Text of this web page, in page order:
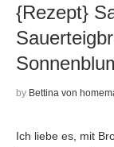
{Rezept}
by Bettina von
Ich liebe es, mit